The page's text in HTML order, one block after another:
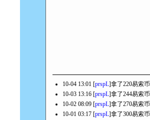
10-04 13:01 [prspL]拿了220易索币
10-03 13:16 [prspL]拿了244易索币
10-02 08:09 [prspL]拿了270易索币
10-01 03:17 [prspL]拿了300易索币